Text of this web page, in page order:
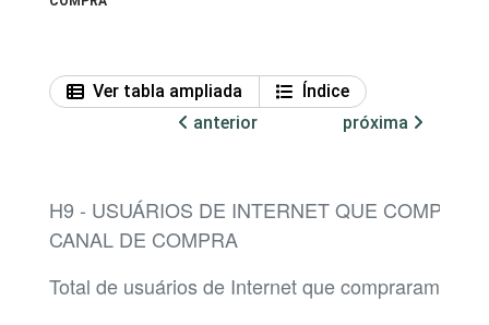
Ver tabla ampliada
Índice
anterior
próxima
H9 - USUÁRIOS DE INTERNET QUE
CANAL DE COMPRA
Total de usuários de Internet que compraram